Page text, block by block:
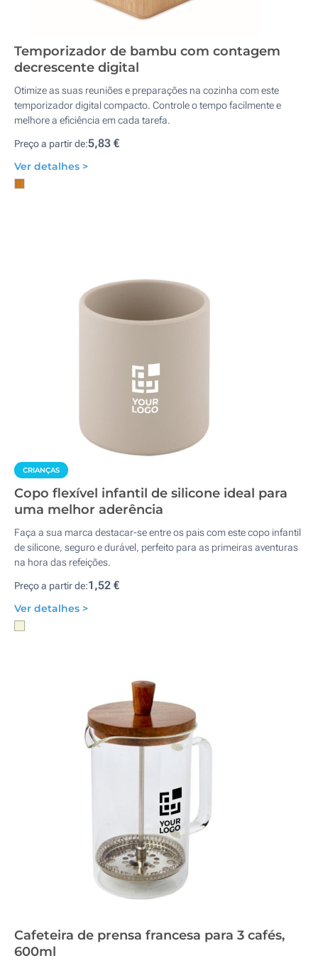
Temporizador de bambu com contagem
decrescente digital
Otimize as suas reuniões e preparações na cozinha com este
temporizador digital compacto. Controle o tempo facilmente e
melhore a eficiência em cada tarefa.
Preço a partir de:5,83 €
Ver detalhes >
CRIANÇAS
Copo flexível infantil de silicone ideal para
uma melhor aderência
Faça a sua marca destacar-se entre os pais com este copo infantil
de silicone, seguro e durável, perfeito para as primeiras aventuras
na hora das refeições.
Preço a partir de:1,52 €
Ver detalhes >
Cafeteira de prensa francesa para 3 cafés,
600ml